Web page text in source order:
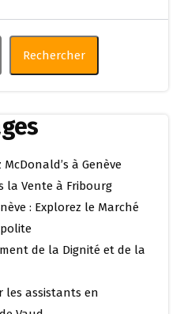
Rechercher
à Genève
la Vente à Fribourg
: Explorez le Marché
de la Dignité et de la
les assistants en